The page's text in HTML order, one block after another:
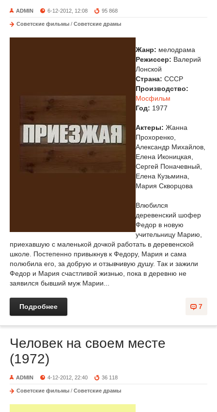
ADMIN 6-12-2012, 12:08 95 868
Советские фильмы / Советские драмы
Жанр: мелодрама
Режиссер: Валерий
Лонской
Страна: СССР
Производство:
Мосфильм
Год: 1977
Актеры: Жанна
Прохоренко,
Александр Михайлов,
Елена Иконицкая,
Сергей Поначевный,
Елена Кузьмина,
Мария Скворцова
Влюбился
деревенский шофер
Федор в новую
учительницу Марию,
приехавшую с маленькой дочкой работать в деревенской
школе. Постепенно привыкнув к Федору, Мария и сама
полюбила его, за добрую и отзывчивую душу. Так и зажили
Федор и Мария счастливой жизнью, пока в деревню не
заявился бывший муж Марии...
7
Подробнее
Человек на своем месте
(1972)
ADMIN 4-12-2012, 22:40 36 118
Советские фильмы / Советские драмы